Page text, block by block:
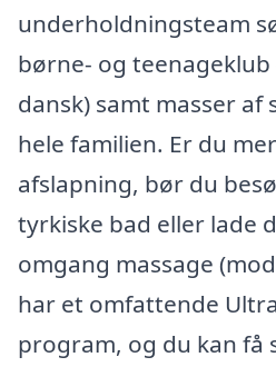
underholdningsteam
børne- og teenageklub
dansk) samt masser
hele familien. Er du
afslapning, bør du
tyrkiske bad eller lade
omgang massage
har et omfattende
program, og du kan få